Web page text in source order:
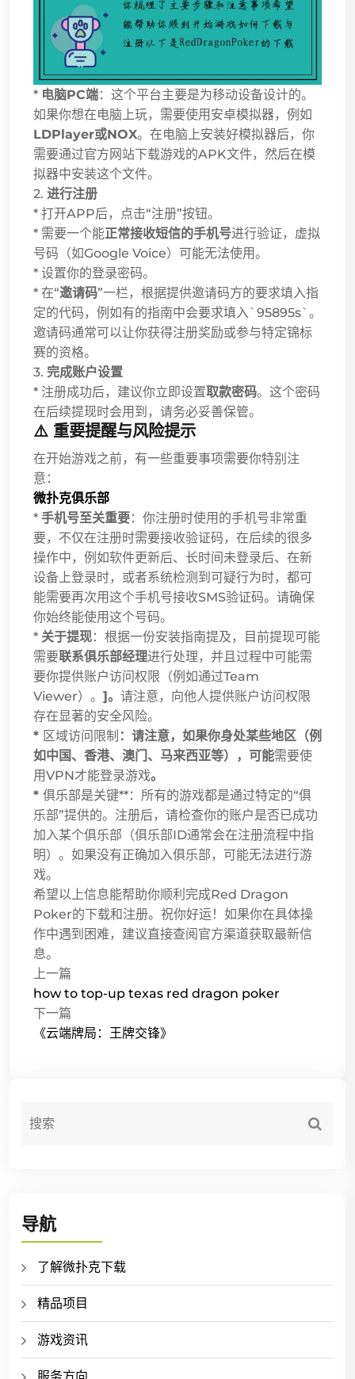
* 电脑PC端：这个平台主要是为移动设备设计的。
如果你想在电脑上玩，需要使用安卓模拟器，例如
LDPlayer或NOX。在电脑上安装好模拟器后，你
需要通过官方网站下载游戏的APK文件，然后在模
拟器中安装这个文件。
2. 进行注册
* 打开APP后，点击“注册”按钮。
* 需要一个能正常接收短信的手机号进行验证，虚拟
号码（如Google Voice）可能无法使用。
* 设置你的登录密码。
* 在“邀请码”一栏，根据提供邀请码方的要求填入指
定的代码，例如有的指南中会要求填入`95895s`。
邀请码通常可以让你获得注册奖励或参与特定锦标
赛的资格。
3. 完成账户设置
* 注册成功后，建议你立即设置取款密码。这个密码
在后续提现时会用到，请务必妥善保管。
⚠️ 重要提醒与风险提示
在开始游戏之前，有一些重要事项需要你特别注
意：
微扑克俱乐部
* 手机号至关重要：你注册时使用的手机号非常重
要，不仅在注册时需要接收验证码，在后续的很多
操作中，例如软件更新后、长时间未登录后、在新
设备上登录时，或者系统检测到可疑行为时，都可
能需要再次用这个手机号接收SMS验证码。请确保
你始终能使用这个号码。
* 关于提现：根据一份安装指南提及，目前提现可能
需要联系俱乐部经理进行处理，并且过程中可能需
要你提供账户访问权限（例如通过Team
Viewer）。 ]。 请注意，向他人提供账户访问权限
存在显著的安全风险。
* 区域访问限制 ：请注意，如果你身处某些地区（例
如中国、香港、澳门、马来西亚等），可能需要使
用VPN才能登录游戏。
* 俱乐部是关键**：所有的游戏都是通过特定的“俱
乐部”提供的。注册后，请检查你的账户是否已成功
加入某个俱乐部（俱乐部ID通常会在注册流程中指
明）。如果没有正确加入俱乐部，可能无法进行游
戏。
希望以上信息能帮助你顺利完成Red Dragon
Poker的下载和注册。祝你好运！如果你在具体操
作中遇到困难，建议直接查阅官方渠道获取最新信
息。
上一篇
how to top-up texas red dragon poker
下一篇
《云端牌局：王牌交锋》
导航
了解微扑克下载
精品项目
游戏资讯
服务方向